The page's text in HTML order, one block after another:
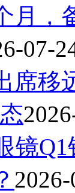
月，
07-
席移
镜